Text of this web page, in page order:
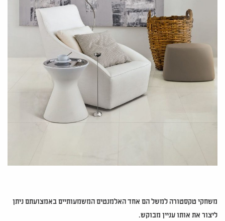
משחקי טקסטורה למשל הם אחד האלמנטים המשמעותיים באמצועתם ניתן
ליצור את אותו עניין מבוקש.